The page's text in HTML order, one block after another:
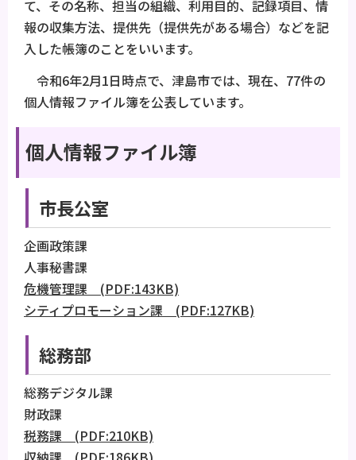
て、その名称、担当の組織、利用目的、記録項目、情
報の収集方法、提供先（提供先がある場合）などを記
入した帳簿のことをいいます。
令和6年2月1日時点で、津島市では、現在、77件の
個人情報ファイル簿を公表しています。
個人情報ファイル簿
市長公室
企画政策課
人事秘書課
危機管理課 (PDF:143KB)
シティプロモーション課 (PDF:127KB)
総務部
総務デジタル課
財政課
税務課 (PDF:210KB)